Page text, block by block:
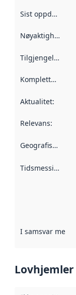
Sist oppdatert
Nøyaktighet
Tilgjengelighet
Kompletthet
Aktualitet:
Relevans:
Geografisk avgrensning
Tidsmessig avgrensning
I samsvar med
Lovhjemler